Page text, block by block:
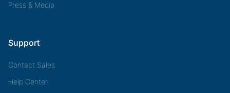
Press & Media
Support
Contact Sales
Help Center